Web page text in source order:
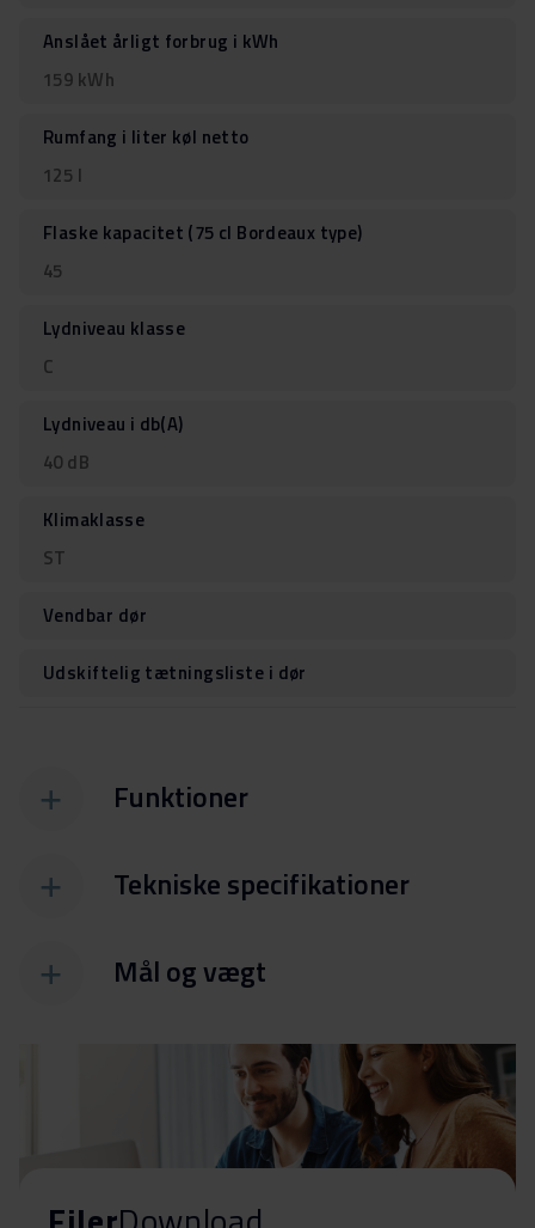
Anslået årligt forbrug i kWh
159 kWh
Rumfang i liter køl netto
125 l
Flaske kapacitet (75 cl Bordeaux type)
45
Lydniveau klasse
C
Lydniveau i db(A)
40 dB
Klimaklasse
ST
Vendbar dør
Udskiftelig tætningsliste i dør
Funktioner
Tekniske specifikationer
Mål og vægt